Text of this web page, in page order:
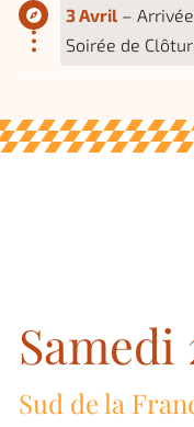
3 Avril –
Soirée de
Samedi
Sud de la